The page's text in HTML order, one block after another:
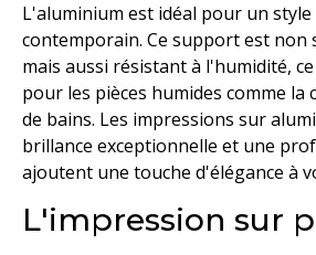
L'aluminium est idéal pour un
contemporain. Ce support est non
mais aussi résistant à l'humidité,
pour les pièces humides comme la
de bains. Les impressions sur
brillance exceptionnelle et une
ajoutent une touche d'élégance à
L'impression sur